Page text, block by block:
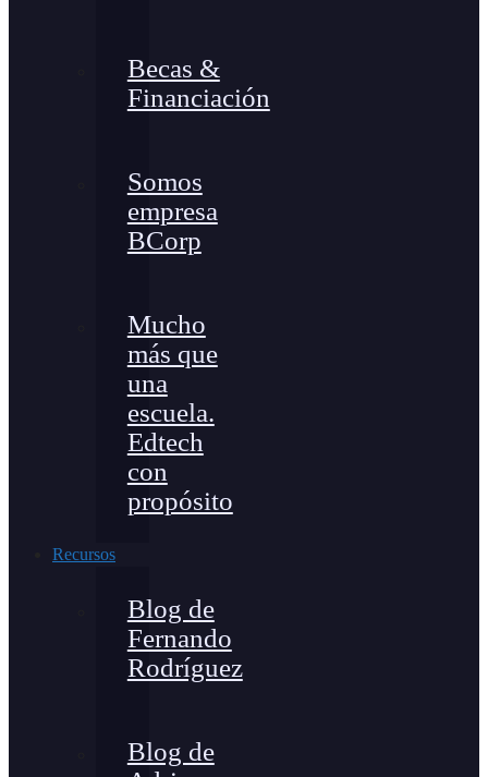
Becas &
Financiación
Somos
empresa
BCorp
Mucho
más que
una
escuela.
Edtech
con
propósito
Recursos
Blog de
Fernando
Rodríguez
Blog de